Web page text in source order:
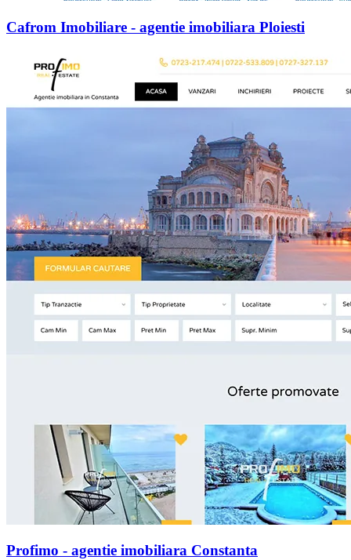
Cafrom Imobiliare - agentie imobiliara Ploiesti
Profimo - agentie imobiliara Constanta